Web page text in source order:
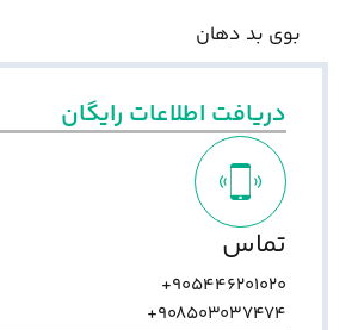
بوی بد دهان
دریافت اطلاعات رایگان
تماس
905446201020+
908503037474+